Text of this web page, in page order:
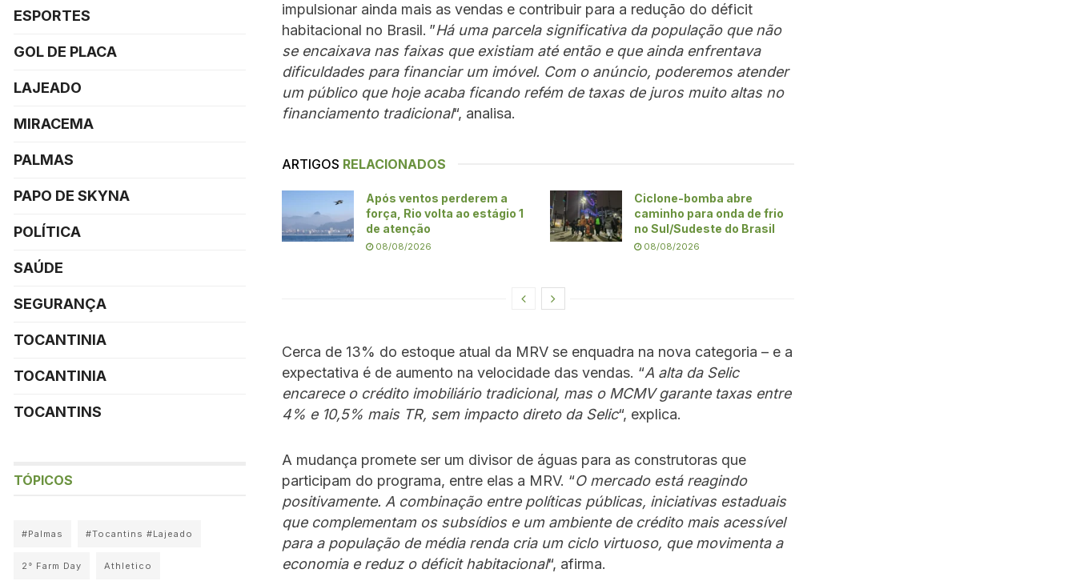
impulsionar ainda mais as vendas e contribuir para a redução do déficit
habitacional no Brasil. ”Há uma parcela significativa da população que não
se encaixava nas faixas que existiam até então e que ainda enfrentava
dificuldades para financiar um imóvel. Com o anúncio, poderemos atender
um público que hoje acaba ficando refém de taxas de juros muito altas no
financiamento tradicional“, analisa.
ARTIGOS RELACIONADOS
Após ventos perderem a
força, Rio volta ao estágio 1
de atenção
08/08/2026
Ciclone-bomba abre
caminho para onda de frio
no Sul/Sudeste do Brasil
08/08/2026
Cerca de 13% do estoque atual da MRV se enquadra na nova categoria – e a
expectativa é de aumento na velocidade das vendas. “A alta da Selic
encarece o crédito imobiliário tradicional, mas o MCMV garante taxas entre
4% e 10,5% mais TR, sem impacto direto da Selic“, explica.
A mudança promete ser um divisor de águas para as construtoras que
participam do programa, entre elas a MRV. “O mercado está reagindo
positivamente. A combinação entre políticas públicas, iniciativas estaduais
que complementam os subsídios e um ambiente de crédito mais acessível
para a população de média renda cria um ciclo virtuoso, que movimenta a
economia e reduz o déficit habitacional“, afirma.
ESPORTES
GOL DE PLACA
LAJEADO
MIRACEMA
PALMAS
PAPO DE SKYNA
POLÍTICA
SAÚDE
SEGURANÇA
TOCANTINIA
TOCANTINIA
TOCANTINS
TÓPICOS
#Palmas #Tocantins #Lajeado
2° Farm Day Athletico